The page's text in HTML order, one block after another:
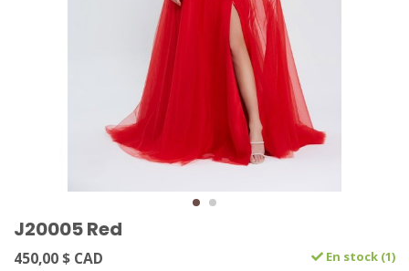
J20005 Red
450,00 $ CAD En stock (1)